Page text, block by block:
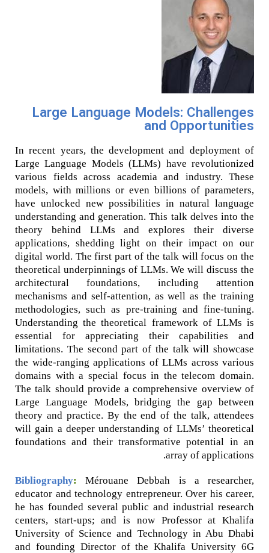
Large Language Models: Challenges
and Opportunities
In recent years, the development and deployment of
Large Language Models (LLMs) have revolutionized
various fields across academia and industry. These
models, with millions or even billions of parameters,
have unlocked new possibilities in natural language
understanding and generation. This talk delves into the
theory behind LLMs and explores their diverse
applications, shedding light on their impact on our
digital world. The first part of the talk will focus on the
theoretical underpinnings of LLMs. We will discuss the
architectural foundations, including attention
mechanisms and self-attention, as well as the training
methodologies, such as pre-training and fine-tuning.
Understanding the theoretical framework of LLMs is
essential for appreciating their capabilities and
limitations. The second part of the talk will showcase
the wide-ranging applications of LLMs across various
domains with a special focus in the telecom domain.
The talk should provide a comprehensive overview of
Large Language Models, bridging the gap between
theory and practice. By the end of the talk, attendees
will gain a deeper understanding of LLMs’ theoretical
foundations and their transformative potential in an
array of applications.
Bibliography:Mérouane Debbah is a researcher,
educator and technology entrepreneur. Over his career,
he has founded several public and industrial research
centers, start-ups; and is now Professor at Khalifa
University of Science and Technology in Abu Dhabi
and founding Director of the Khalifa University 6G